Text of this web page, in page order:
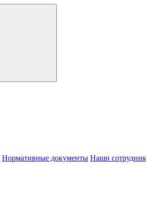
Нормативные документы Наши